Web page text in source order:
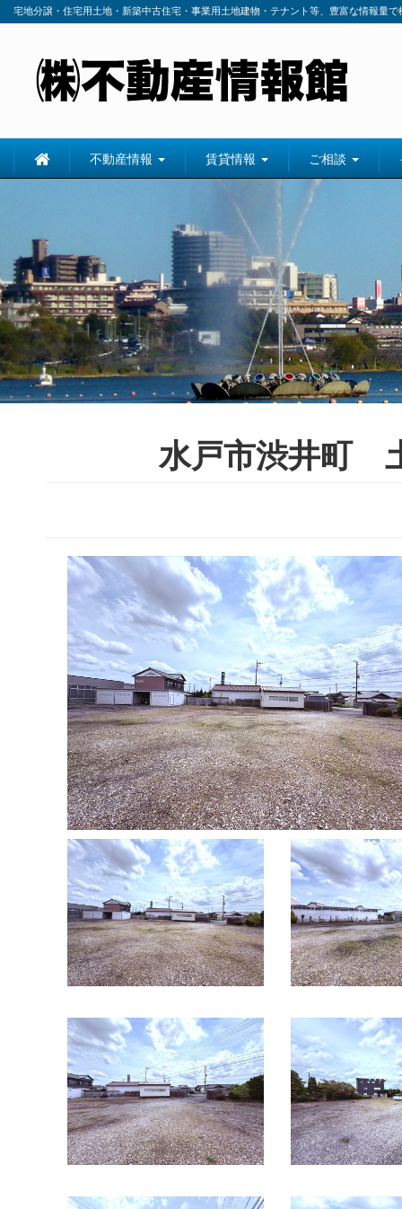
宅地分譲・住宅用土地・新築中古住宅・事業用土地建物・テナント等、豊富な情報量
不動産情報 賃貸情報 ご相談
水戸市渋井町